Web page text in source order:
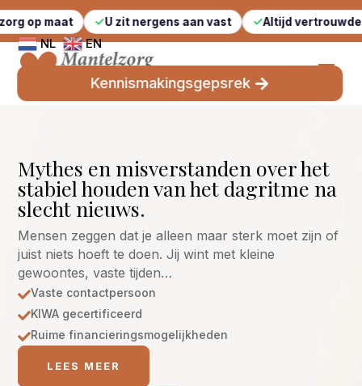
U zit nergens aan vast Altijd vertrouwde gezichten
NL EN
Kennismakingsgepsrek
Mythes en misverstanden over het
stabiel houden van het dagritme na
slecht nieuws.
Mensen zeggen dat je alleen maar sterk moet zijn of
juist niets hoeft te doen. Jij wint met kleine
gewoontes, vaste tijden…
Vaste contactpersoon
KIWA gecertificeerd
Ruime financieringsmogelijkheden
LEES MEER